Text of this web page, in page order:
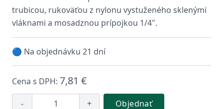
trubicou, rukoväťou z nylonu vystuženého sklenými
vláknami a mosadznou prípojkou 1/4".
🔵 Na objednávku 21 dní
Cena s DPH: 7,81 €
- + Objednať